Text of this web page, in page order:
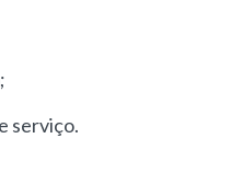
;
serviço.